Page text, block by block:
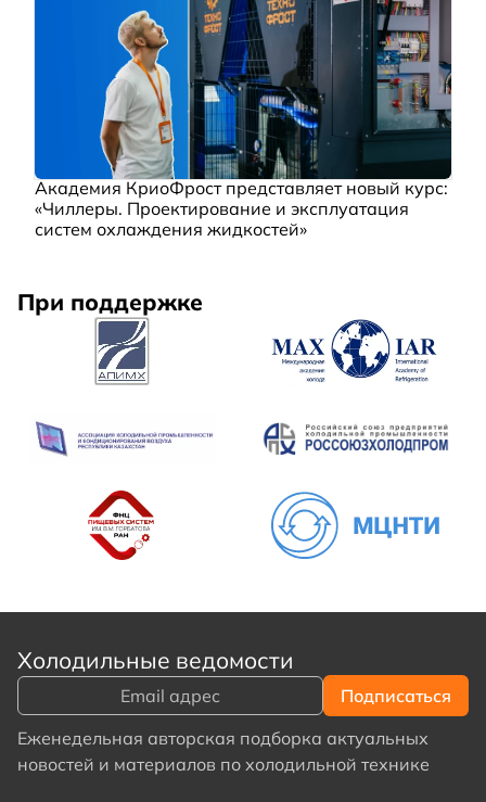
Академия КриоФрост представляет новый курс:
«Чиллеры. Проектирование и эксплуатация
систем охлаждения жидкостей»
При поддержке
Холодильные ведомости
Еженедельная авторская подборка актуальных
новостей и материалов по холодильной технике